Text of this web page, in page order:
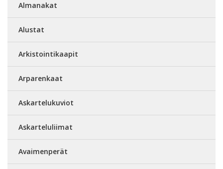
Almanakat
Alustat
Arkistointikaapit
Arparenkaat
Askartelukuviot
Askarteluliimat
Avaimenperät